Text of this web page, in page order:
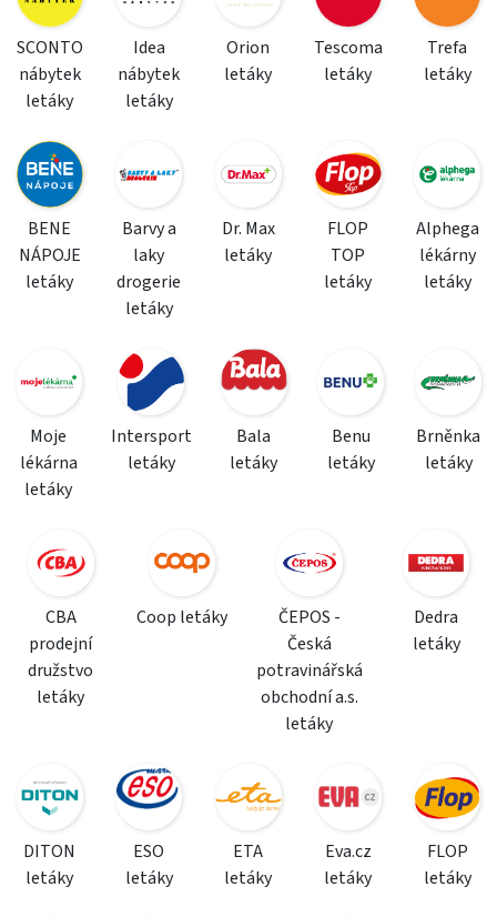
SCONTO
nábytek
letáky
Idea
nábytek
letáky
Orion
letáky
Tescoma
letáky
Trefa
letáky
BENE
NÁPOJE
letáky
Barvy a
laky
drogerie
letáky
Dr. Max
letáky
FLOP
TOP
letáky
Alphega
lékárny
letáky
Moje
lékárna
letáky
Intersport
letáky
Bala
letáky
Benu
letáky
Brněnka
letáky
CBA
prodejní
družstvo
letáky
Coop letáky
ČEPOS -
Česká
potravinářská
obchodní a.s.
letáky
Dedra
letáky
DITON
letáky
ESO
letáky
ETA
letáky
Eva.cz
letáky
FLOP
letáky